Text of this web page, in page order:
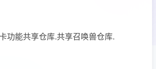
功能共享仓库.共享召唤兽仓库.